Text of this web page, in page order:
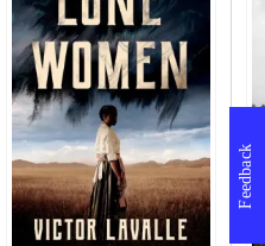
Feedback